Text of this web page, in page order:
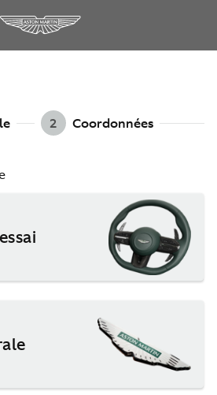
2 Coordonnées